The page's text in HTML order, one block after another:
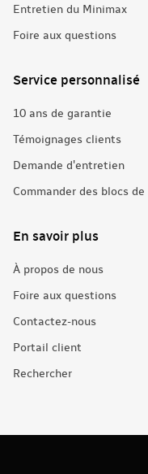
Entretien du Minimax
Foire aux questions
Service personnalisé
10 ans de garantie
Témoignages clients
Demande d'entretien
Commander des blocs de
En savoir plus
À propos de nous
Foire aux questions
Contactez-nous
Portail client
Rechercher